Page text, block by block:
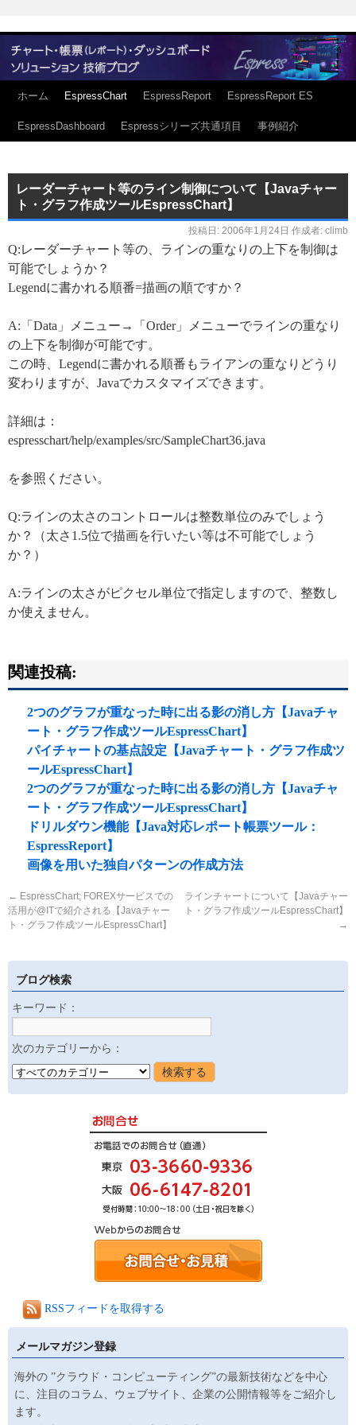
ホーム EspressChart EspressReport EspressReport ES
EspressDashboard Espressシリーズ共通項目 事例紹介
レーダーチャート等のライン制御について【Javaチャー
ト・グラフ作成ツールEspressChart】
投稿日: 2006年1月24日 作成者: climb
Q:レーダーチャート等の、ラインの重なりの上下を制御は
可能でしょうか？
Legendに書かれる順番=描画の順ですか？
A:「Data」メニュー→「Order」メニューでラインの重なり
の上下を制御が可能です。
この時、Legendに書かれる順番もライアンの重なりどうり
変わりますが、Javaでカスタマイズできます。
詳細は：
espresschart/help/examples/src/SampleChart36.java
を参照ください。
Q:ラインの太さのコントロールは整数単位のみでしょう
か？（太さ1.5位で描画を行いたい等は不可能でしょう
か？）
A:ラインの太さがピクセル単位で指定しますので、整数し
か使えません。
関連投稿:
2つのグラフが重なった時に出る影の消し方【Javaチャ
ート・グラフ作成ツールEspressChart】
パイチャートの基点設定【Javaチャート・グラフ作成ツ
ールEspressChart】
2つのグラフが重なった時に出る影の消し方【Javaチャ
ート・グラフ作成ツールEspressChart】
ドリルダウン機能【Java対応レポート帳票ツール：
EspressReport】
画像を用いた独自パターンの作成方法
← EspressChart; FOREXサービスでの
活用が@ITで紹介される【Javaチャー
ト・グラフ作成ツールEspressChart】
ラインチャートについて【Javaチャー
ト・グラフ作成ツールEspressChart】
→
ブログ検索
キーワード：
次のカテゴリーから：
RSSフィードを取得する
メールマガジン登録
海外の ”クラウド・コンピューティング”の最新技術などを中心
に、注目のコラム、ウェブサイト、企業の公開情報等をご紹介し
ます。